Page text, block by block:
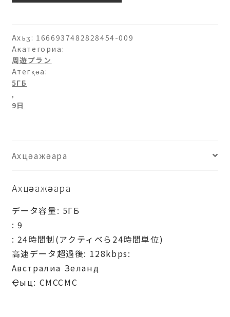
Ахьӡ: 1666937482828454-009
Акатегориа:
周遊プラン
Атегқәа:
5ГБ
,
9日
Ахцәажәара
Ахцәажәара
データ容量: 5ГБ
: 9
: 24時間制(アクティベら24時間単位)
高速データ超過後: 128kbps:
Австралиа Зеланд
Ҿыц: СМССМС